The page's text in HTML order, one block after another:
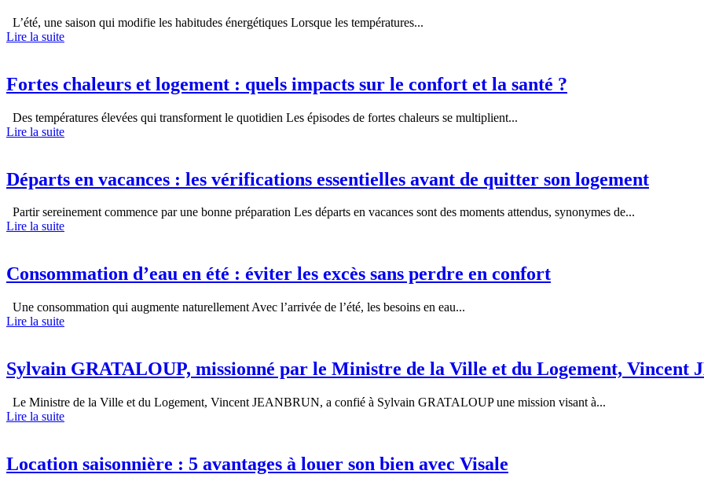
L’été, une saison qui modifie les habitudes énergétiques Lorsque les températures...
Lire la suite
Fortes chaleurs et logement : quels impacts sur le confort et la santé ?
Des températures élevées qui transforment le quotidien Les épisodes de fortes chaleurs se multiplient...
Lire la suite
Départs en vacances : les vérifications essentielles avant de quitter son logement
Partir sereinement commence par une bonne préparation Les départs en vacances sont des moments attendus, synonymes de...
Lire la suite
Consommation d’eau en été : éviter les excès sans perdre en confort
Une consommation qui augmente naturellement Avec l’arrivée de l’été, les besoins en eau...
Lire la suite
Sylvain GRATALOUP, missionné par le Ministre de la Ville et du Logement, Vincent
Le Ministre de la Ville et du Logement, Vincent JEANBRUN, a confié à Sylvain GRATALOUP une mission visant à...
Lire la suite
Location saisonnière : 5 avantages à louer son bien avec Visale